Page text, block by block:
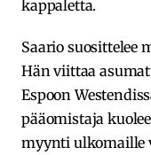
kappaletta.
Saario suosittelee
Hän viittaa
Espoon
pääomistaja
myynti ulkomaille